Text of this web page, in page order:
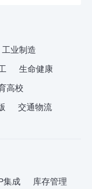
工业制造
生命健康
高校
交通物流
集成
库存管理